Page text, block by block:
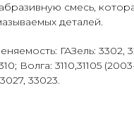
смесь,
деталей.
ГАЗель: 3302,
Волга: 3110,31105
33023.